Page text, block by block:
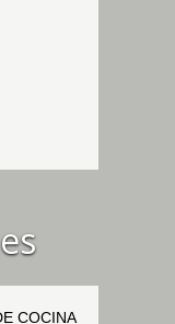
COCINA